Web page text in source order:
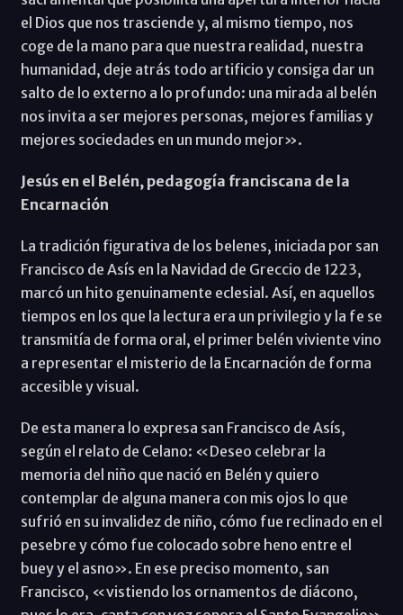
el Dios que nos trasciende y, al mismo tiempo, nos
coge de la mano para que nuestra realidad, nuestra
humanidad, deje atrás todo artificio y consiga dar un
salto de lo externo a lo profundo: una mirada al belén
nos invita a ser mejores personas, mejores familias y
mejores sociedades en un mundo mejor».
Jesús en el Belén, pedagogía franciscana de la
Encarnación
La tradición figurativa de los belenes, iniciada por san
Francisco de Asís en la Navidad de Greccio de 1223,
marcó un hito genuinamente eclesial. Así, en aquellos
tiempos en los que la lectura era un privilegio y la fe se
transmitía de forma oral, el primer belén viviente vino
a representar el misterio de la Encarnación de forma
accesible y visual.
De esta manera lo expresa san Francisco de Asís,
según el relato de Celano: «Deseo celebrar la
memoria del niño que nació en Belén y quiero
contemplar de alguna manera con mis ojos lo que
sufrió en su invalidez de niño, cómo fue reclinado en el
pesebre y cómo fue colocado sobre heno entre el
buey y el asno». En ese preciso momento, san
Francisco, «vistiendo los ornamentos de diácono,